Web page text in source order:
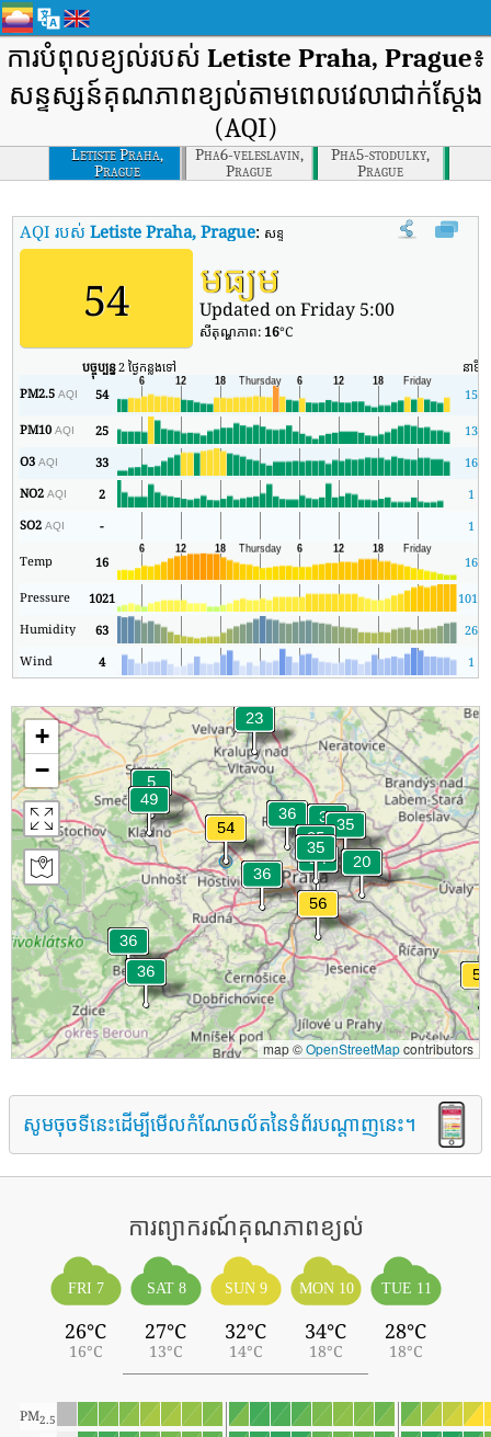
ការបំពុលខ្យល់របស់ Letiste Praha, Prague៖
សន្ទស្សន៍គុណភាពខ្យល់តាមពេលវេលាជាក់ស្តែង
(AQI)
Letiste Praha,
Prague
Pha6-veleslavin,
Prague
Pha5-stodulky,
Prague
AQI របស់Letiste Praha, Prague: សន្ទស្សន៍គុណភាពខ្យល់តាមពេលវេលាពិតរប
54 មធ្យម
Updated on Friday 5:00
សីតុណ្ហភាព: 16°C
បច្ចុប្បន្ន2 ថ្ងៃកន្លងទៅ នាទី
PM2.5AQI 54 15
PM10AQI 25
13
O3AQI 33
16
NO2AQI 2
1
SO2AQI - 1
Temp 16 16
Pressure 1021 1014
Humidity
63
26
Wind
4 1
+
−
map ©OpenStreetMapcontributors
សូមចុចទីនេះដើម្បីមើលកំណែចល័តនៃទំព័របណ្តាញនេះ។
ការព្យាករណ៍គុណភាពខ្យល់
FRI 7
26°C
16°C
SAT 8
27°C
13°C
SUN 9
32°C
14°C
MON 10
34°C
18°C
TUE 11
28°C
18°C
PM2.5